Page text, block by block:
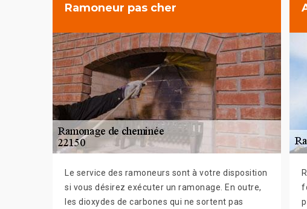
Ramoneur pas cher
Le service des ramoneurs sont à votre disposition
si vous désirez exécuter un ramonage. En outre,
les dioxydes de carbones qui ne sortent pas